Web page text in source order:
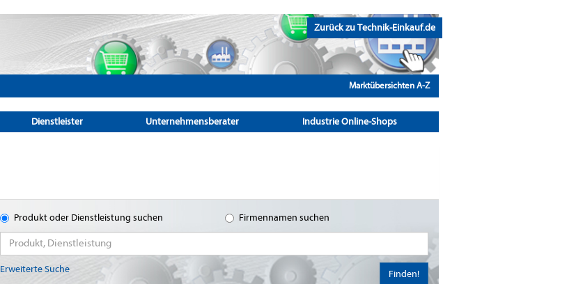
Zurück zu Technik-Einkauf.de
Marktübersichten A-Z
Dienstleister Unternehmensberater Industrie Online-Shops
Produkt oder Dienstleistung suchen Firmennamen suchen
Erweiterte Suche Finden!